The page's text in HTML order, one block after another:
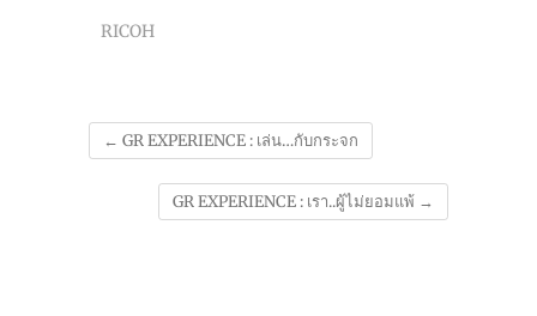
RICOH
← GR EXPERIENCE : เล่น…กับกระจก
GR EXPERIENCE : เรา..ผู้ไม่ยอมแพ้ →